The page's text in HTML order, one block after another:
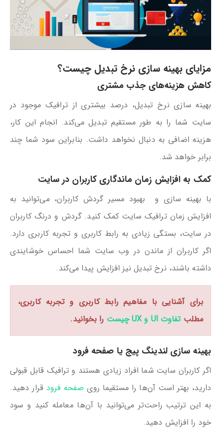
مزایای بهینه سازی نرخ تبدیل چیست؟
کاهش هزینه‌های جذب مشتری
بهینه سازی نرخ تبدیل، درصد بیشتری از ترافیک موجود در
سایت شما را به طور مستقیم تبدیل می‌کند. انجام این کار،
هزینه اضافی به دنبال نخواهد داشت. بنابراین سود شما چند
برابر خواهد شد.
کمک به افزایش زمان ماندگاری کاربران در سایت
با بهینه سازی و بهبود مسیر گردش کاربران، می‌توانید به
افزایش زمان ترافیک سایت کمک کنید. گردش و درنگ کاربران
در سایت، بستگی زیادی به رابط کاربری و تجربه کاربری دارد.
اگر کاربران از ماندن در وب سایت شما احساس خوشایندی
داشته باشند، نرخ تبدیل نیز افزایش پیدا می‌کند.
برای آشنایی با مفاهیم رابط کاربری و تجربه کاربری،
مطلبتفاوت UI و UX چیست را بخوانید.
بهینه سازی لندینگ پیج یا صفحه فرود
اگر کاربران سایت شما افراد زیادی هستند و ترافیک قابل قبولی
دارید، بهتر است آن‌ها را مستقیما روی صفحه فرود قرار دهید.
به این ترتیب راحت‌تر می‌توانید با آن‌ها معامله کنید و سود
خود را افزایش دهید.